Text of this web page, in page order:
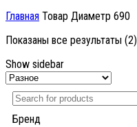
Главная Товар Диаметр 690
Показаны все результаты (2)
Show sidebar
Бренд